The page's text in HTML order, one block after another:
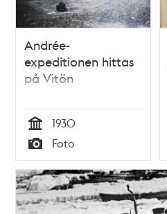
Andrée-
expeditionen hittas
på Vitön
Tid
1930
Typ
Foto